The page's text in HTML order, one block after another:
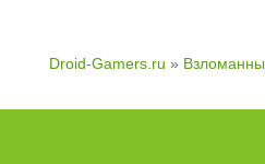
Droid-Gamers.ru »